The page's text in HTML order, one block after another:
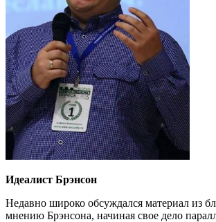
Идеалист Брэнсон
Недавно широко обсуждался материал из
мнению Брэнсона, начиная свое дело